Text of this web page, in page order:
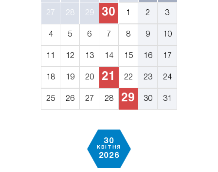
27 28 29 30 2 3
4 5 6 7 8 9 10
12 13 14 15 16 17
18 19 20 21 22 23 24
25 26 27 28 29 30 31
30
КВІТНЯ
2026